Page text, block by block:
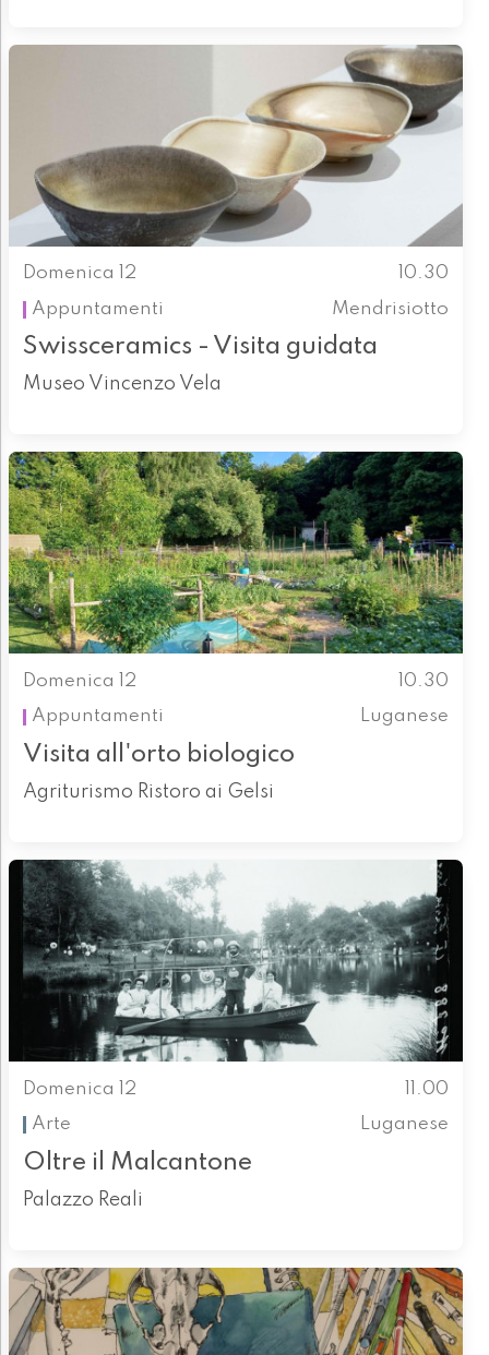
Domenica 12
10.30
Appuntamenti
Mendrisiotto
Swissceramics - Visita guidata
Museo Vincenzo Vela
Domenica 12
10.30
Appuntamenti
Luganese
Visita all'orto biologico
Agriturismo Ristoro ai Gelsi
Domenica 12
11.00
Arte
Luganese
Oltre il Malcantone
Palazzo Reali